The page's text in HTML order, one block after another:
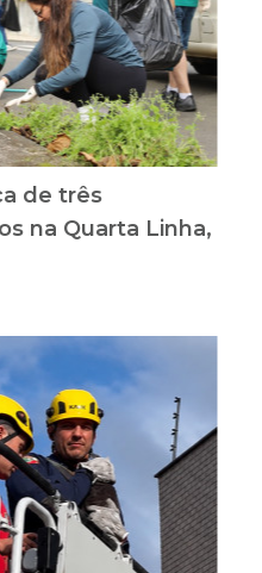
de três
na Quarta Linha,